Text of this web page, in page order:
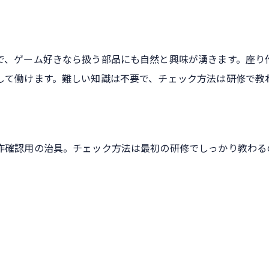
ゲーム好きなら扱う部品にも自然と興味が湧きます。座り
働けます。難しい知識は不要で、チェック方法は研修で教
認用の治具。チェック方法は最初の研修でしっかり教わる